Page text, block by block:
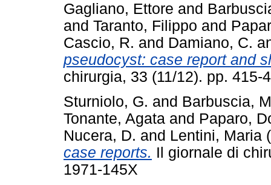
Gagliano, Ettore and
and Taranto, Filippo and
Cascio, R. and Damiano, C.
pseudocyst: case report and
chirurgia, 33 (11/12). pp. 415-
Sturniolo, G. and Barbuscia,
Tonante, Agata and Paparo,
Nucera, D. and Lentini, Maria
case reports. Il giornale di
1971-145X